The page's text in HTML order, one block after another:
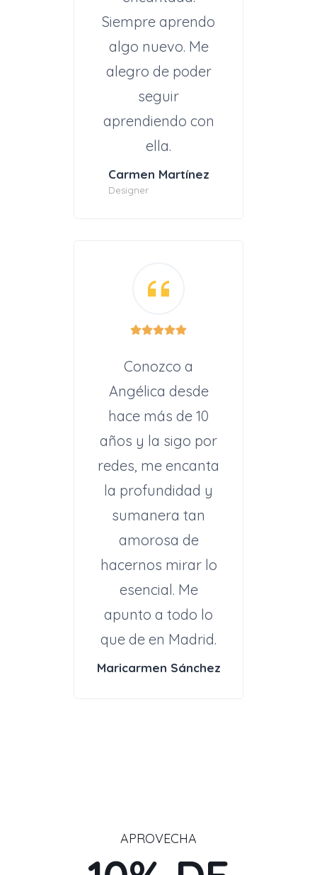
Siempre aprendo
algo nuevo. Me
alegro de poder
seguir
aprendiendo con
ella.
Carmen Martínez
Designer
Conozco a
Angélica desde
hace más de 10
años y la sigo por
redes, me encanta
la profundidad y
sumanera tan
amorosa de
hacernos mirar lo
esencial. Me
apunto a todo lo
que de en Madrid.
Maricarmen Sánchez
APROVECHA